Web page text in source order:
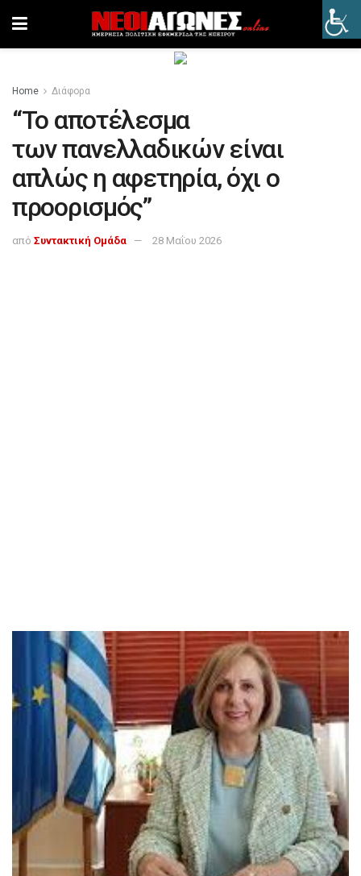
Home Διάφορα
“Το αποτέλεσμα
των πανελλαδικών είναι
απλώς η αφετηρία, όχι ο
προορισμός”
από Συντακτική Ομάδα 28 Μαΐου 2026